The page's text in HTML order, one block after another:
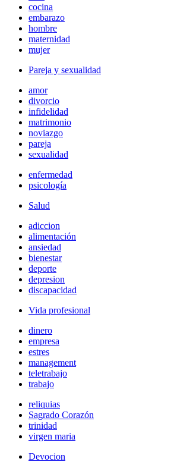
cocina
embarazo
hombre
maternidad
mujer
Pareja y sexualidad
amor
divorcio
infidelidad
matrimonio
noviazgo
pareja
sexualidad
enfermedad
psicología
Salud
adiccion
alimentación
ansiedad
bienestar
deporte
depresion
discapacidad
Vida profesional
dinero
empresa
estres
management
teletrabajo
trabajo
reliquias
Sagrado Corazón
trinidad
virgen maria
Devocion